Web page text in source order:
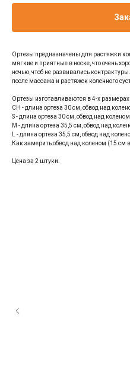
Ортезы предназначены для растяжки
мягкие и приятные в носке, что очень
ночью, чтоб не развивались
после массажа и растяжек коленного
Ортезы изготавливаются в 4-х размерах
CH - длина ортеза 30 см, обвод над
S - длина ортеза 30 см, обвод над
M - длина ортеза 35,5 см, обвод над
L - длина ортеза 35,5 см, обвод над
Как замерить обвод над коленом (15 см
Цена за 2 штуки.